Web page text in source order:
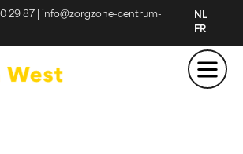
29 87
info@zorgzone-centrum-
NL
FR